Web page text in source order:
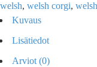
welsh, welsh corgi,
Kuvaus
Lisätiedot
Arviot (0)